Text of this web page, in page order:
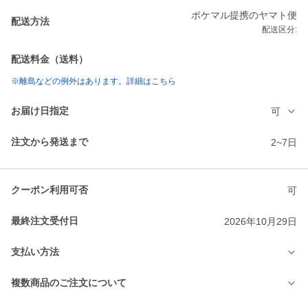
配送方法
ポケマル提携のヤマト便
配送区分:
配送料金（送料）
※離島などの例外はあります。詳細はこちら
お届け日指定 可
注文から発送まで 2~7日
クーポン利用可否 可
最終注文受付日 2026年10月29日
支払い方法
複数商品のご注文について